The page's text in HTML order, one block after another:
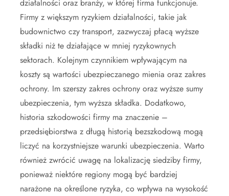
działalności oraz branży, w której firma funkcjonuje.
Firmy z większym ryzykiem działalności, takie jak
budownictwo czy transport, zazwyczaj płacą wyższe
składki niż te działające w mniej ryzykownych
sektorach. Kolejnym czynnikiem wpływającym na
koszty są wartości ubezpieczanego mienia oraz zakres
ochrony. Im szerszy zakres ochrony oraz wyższe sumy
ubezpieczenia, tym wyższa składka. Dodatkowo,
historia szkodowości firmy ma znaczenie –
przedsiębiorstwa z długą historią bezszkodową mogą
liczyć na korzystniejsze warunki ubezpieczenia. Warto
również zwrócić uwagę na lokalizację siedziby firmy,
ponieważ niektóre regiony mogą być bardziej
narażone na określone ryzyka, co wpływa na wysokość